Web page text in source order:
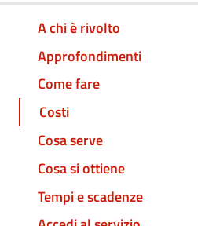
A chi è rivolto
Approfondimenti
Come fare
Costi
Cosa serve
Cosa si ottiene
Tempi e scadenze